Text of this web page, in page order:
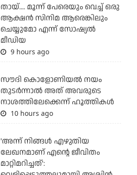
തായ്.... മൂന്ന് പേരെയും വെച്ച് ഒരു
ആക്ഷന്‍ സിനിമ ആരെങ്കിലും
ചെയ്യുമോ എന്ന് സോഷ്യല്‍
മീഡിയ
9 hours ago
സൗദി കൊളോണിയല്‍ നയം
തുടര്‍ന്നാല്‍ അത് അവരുടെ
നാശത്തിലേക്കെന്ന് ഹൂത്തികള്‍
10 hours ago
'അന്ന് നിങ്ങള്‍ എഴുതിയ
ലേഖനമാണ് എന്റെ ജീവിതം
മാറ്റിമറിച്ചത്':